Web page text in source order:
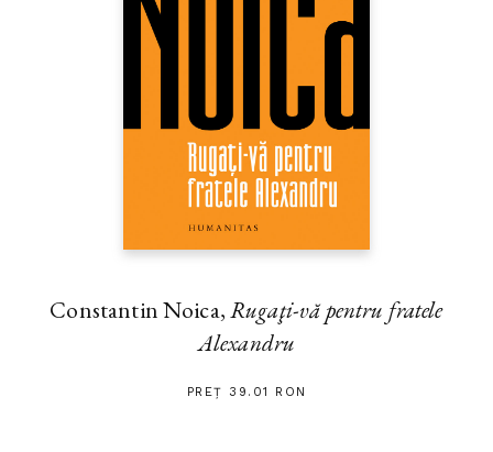
Constantin Noica,Rugaţi-vă pentru fratele
Alexandru
PREȚ 39.01 RON